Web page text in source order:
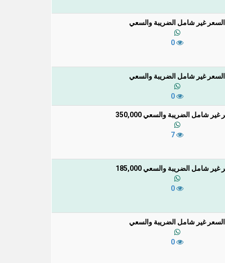
السعر غير شامل الضريبة والسعي
السعر غير شامل الضريبة والسعي
غير شامل الضريبة والسعي 350,000
غير شامل الضريبة والسعي 185,000
السعر غير شامل الضريبة والسعي